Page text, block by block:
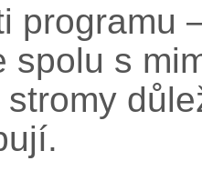
programu
spolu s